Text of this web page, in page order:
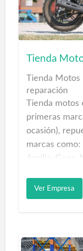
waxing and
Women.
Tiendas Las
Tienda
Tienda Motos
reparación
Tienda motos
primeras
ocasión),
marcas como:
Aprilia, Goes,
cantidad de
multimarcas,
Gran Canaria.
Ver Empresa